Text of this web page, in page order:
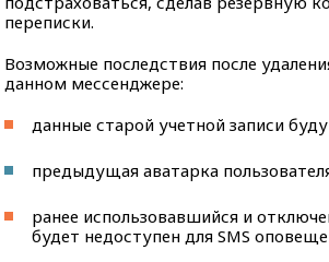
переписки.
Возможные последствия после
данном мессенджере:
данные старой учетной записи
предыдущая аватарка
ранее использовавшийся и
будет недоступен для SMS